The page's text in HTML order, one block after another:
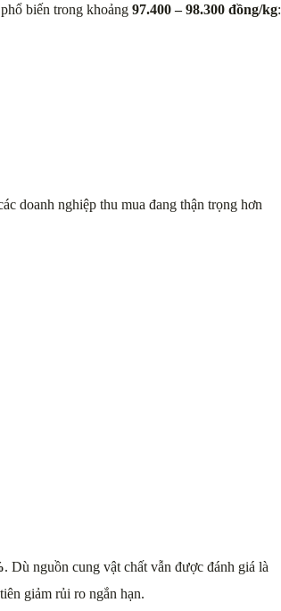
biến trong khoảng 97.400 – 98.300 đồng/kg:
doanh nghiệp thu mua đang thận trọng hơn
. Dù nguồn cung vật chất vẫn được đánh giá là
giảm rủi ro ngắn hạn.